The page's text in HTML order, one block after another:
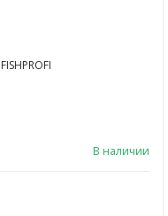
FISHPROFI
В наличии